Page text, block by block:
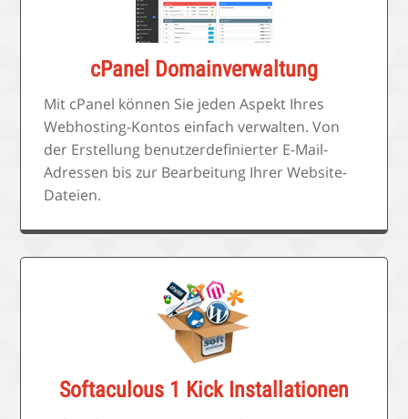
cPanel Domainverwaltung
Mit cPanel können Sie jeden Aspekt Ihres
Webhosting-Kontos einfach verwalten. Von
der Erstellung benutzerdefinierter E-Mail-
Adressen bis zur Bearbeitung Ihrer Website-
Dateien.
Softaculous 1 Kick Installationen